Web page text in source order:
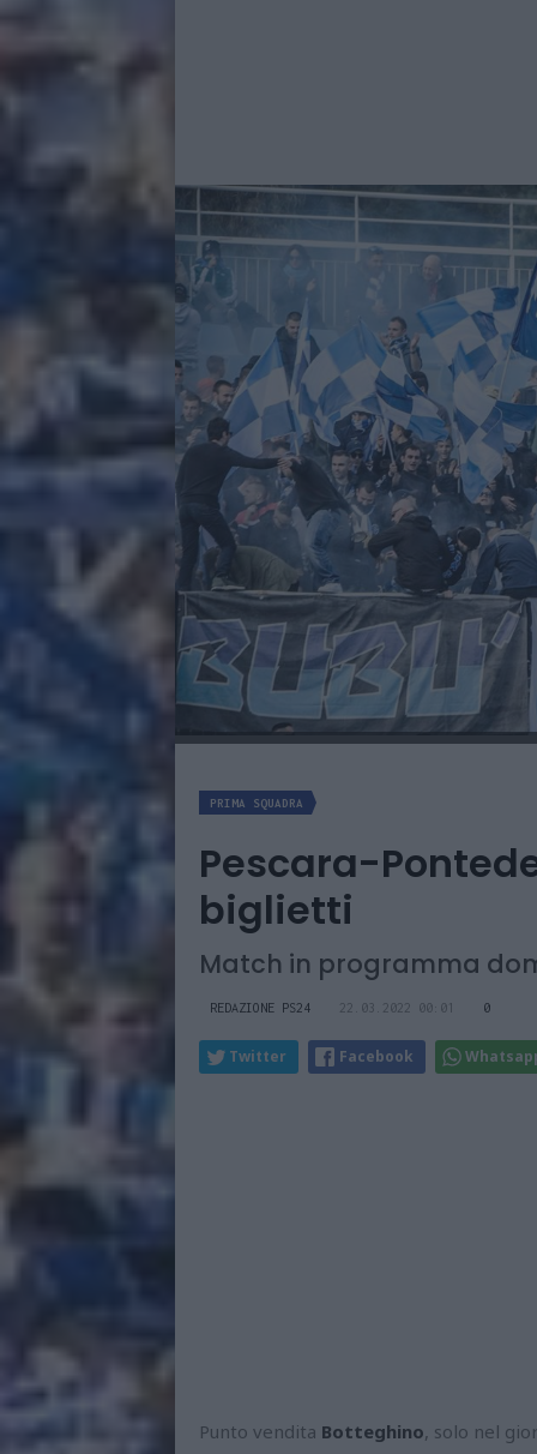
PRIMA SQUADRA
Pescara-
biglietti
Match in programma
REDAZIONE PS24 22.03.2022 00:01 0
Twitter Facebook
Punto vendita Botteghino, solo nel